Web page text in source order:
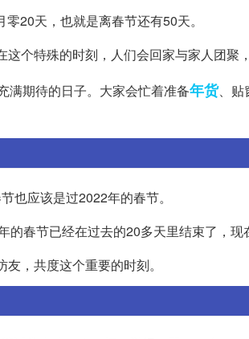
20天，也就是离春节还有50天。
个特殊的时刻，人们会回家与家人团聚
满期待的日子。大家会忙着准备年货、贴
也应该是过2022年的春节。
春节已经在过去的20多天里结束了，现
，共度这个重要的时刻。